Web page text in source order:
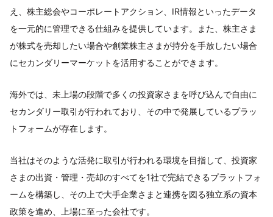
え、株主総会やコーポレートアクション、IR情報といったデータ
を一元的に管理できる仕組みを提供しています。また、株主さま
が株式を売却したい場合や創業株主さまが持分を手放したい場合
にセカンダリーマーケットを活用することができます。
海外では、未上場の段階で多くの投資家さまを呼び込んで自由に
セカンダリー取引が行われており、その中で発展しているプラッ
トフォームが存在します。
当社はそのような活発に取引が行われる環境を目指して、投資家
さまの出資・管理・売却のすべてを1社で完結できるプラットフォ
ームを構築し、その上で大手企業さまと連携を図る独立系の資本
政策を進め、上場に至った会社です。